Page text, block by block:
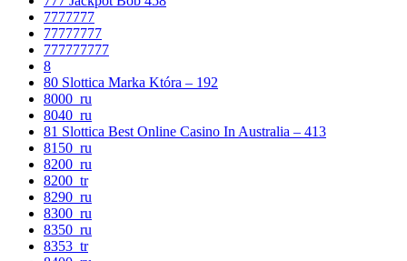
7777777
77777777
777777777
8
80 Slottica Marka Która – 192
8000_ru
8040_ru
81 Slottica Best Online Casino In Australia – 413
8150_ru
8200_ru
8200_tr
8290_ru
8300_ru
8350_ru
8353_tr